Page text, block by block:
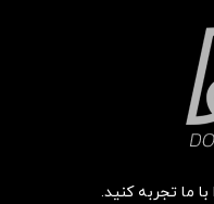
ما تجربه کنید.